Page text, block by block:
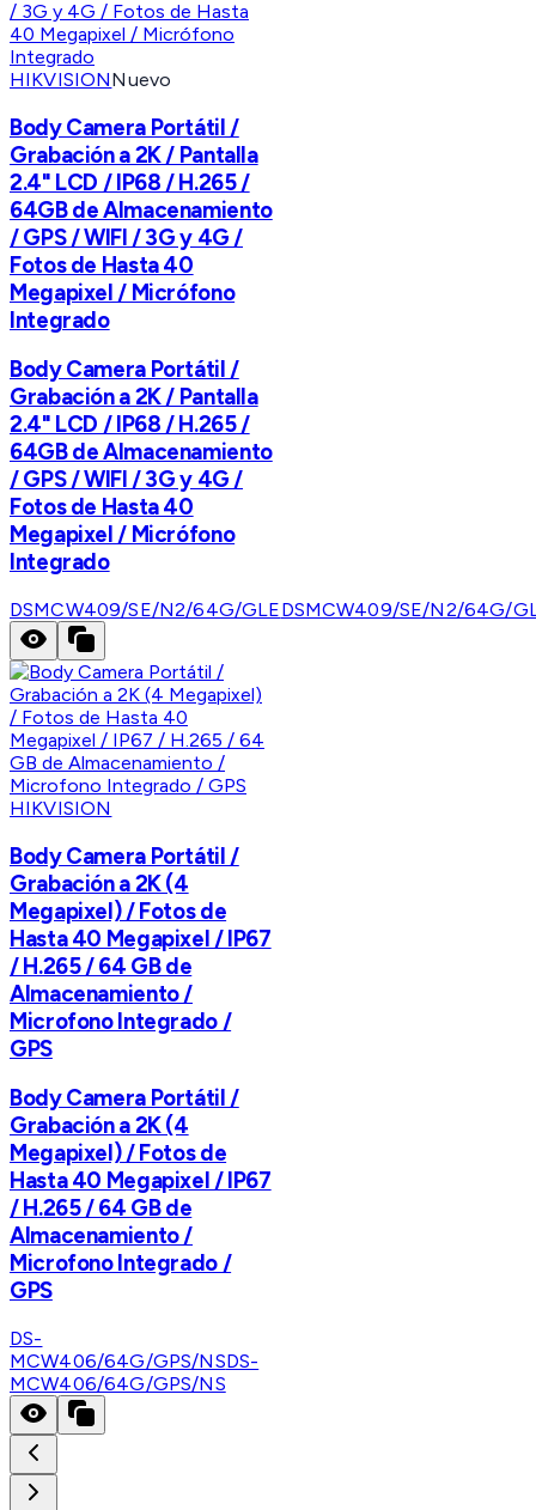
HIKVISIONNuevo
Body Camera Portátil /
Grabación a 2K / Pantalla
2.4" LCD / IP68 / H.265 /
64GB de Almacenamiento
/ GPS / WIFI / 3G y 4G /
Fotos de Hasta 40
Megapixel / Micrófono
Integrado
Body Camera Portátil /
Grabación a 2K / Pantalla
2.4" LCD / IP68 / H.265 /
64GB de Almacenamiento
/ GPS / WIFI / 3G y 4G /
Fotos de Hasta 40
Megapixel / Micrófono
Integrado
DSMCW409/SE/N2/64G/GLEDSMCW409/SE/N2/64G/
HIKVISION
Body Camera Portátil /
Grabación a 2K (4
Megapixel) / Fotos de
Hasta 40 Megapixel / IP67
/ H.265 / 64 GB de
Almacenamiento /
Microfono Integrado /
GPS
Body Camera Portátil /
Grabación a 2K (4
Megapixel) / Fotos de
Hasta 40 Megapixel / IP67
/ H.265 / 64 GB de
Almacenamiento /
Microfono Integrado /
GPS
DS-
MCW406/64G/GPS/NSDS-
MCW406/64G/GPS/NS